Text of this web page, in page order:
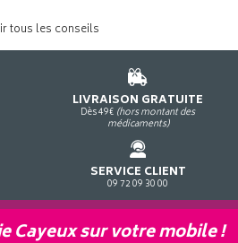
tous les conseils
LIVRAISON GRATUITE
Dès 49€ (hors montant des
médicaments)
SERVICE CLIENT
09 72 09 30 00
Cayeux sur votre mobile !